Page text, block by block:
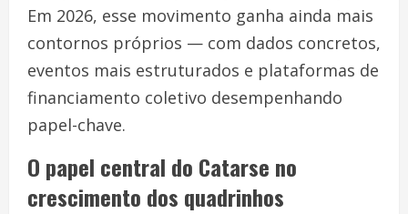
Em 2026, esse movimento ganha ainda mais
contornos próprios — com dados concretos,
eventos mais estruturados e plataformas de
financiamento coletivo desempenhando
papel-chave.
O papel central do Catarse no
crescimento dos quadrinhos